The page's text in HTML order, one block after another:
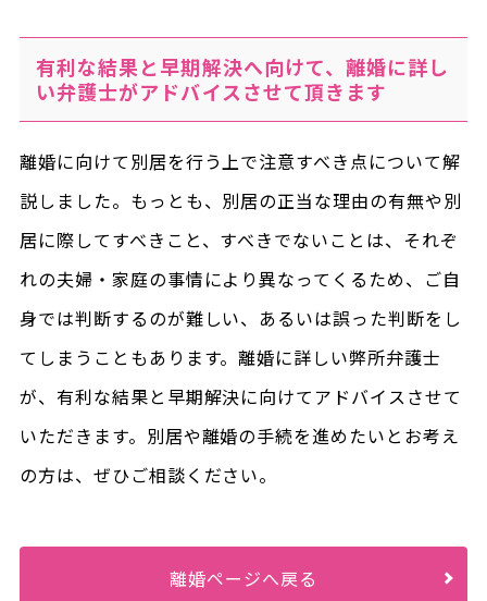
有利な結果と早期解決へ向けて、離婚に詳し
い弁護士がアドバイスさせて頂きます
離婚に向けて別居を行う上で注意すべき点について解
説しました。もっとも、別居の正当な理由の有無や別
居に際してすべきこと、すべきでないことは、それぞ
れの夫婦・家庭の事情により異なってくるため、ご自
身では判断するのが難しい、あるいは誤った判断をし
てしまうこともあります。離婚に詳しい弊所弁護士
が、有利な結果と早期解決に向けてアドバイスさせて
いただきます。別居や離婚の手続を進めたいとお考え
の方は、ぜひご相談ください。
離婚ページへ戻る